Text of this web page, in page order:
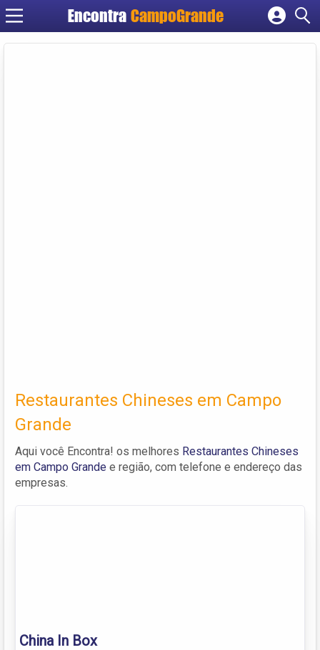
Encontra CampoGrande
Cadastrar empresa
Restaurantes Chineses em Campo
Grande
Aqui você Encontra! os melhores Restaurantes Chineses
em Campo Grande e região, com telefone e endereço das
empresas.
China In Box